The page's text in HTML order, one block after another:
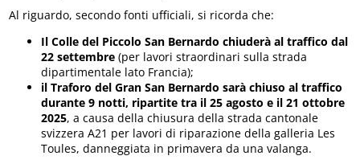
Al riguardo, secondo fonti ufficiali, si ricorda che:
Il Colle del Piccolo San Bernardo chiuderà al traffico dal
22 settembre (per lavori straordinari sulla strada
dipartimentale lato Francia);
il Traforo del Gran San Bernardo sarà chiuso al traffico
durante 9 notti, ripartite tra il 25 agosto e il 21 ottobre
2025, a causa della chiusura della strada cantonale
svizzera A21 per lavori di riparazione della galleria Les
Toules, danneggiata in primavera da una valanga.